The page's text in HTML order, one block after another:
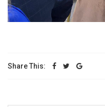
Share This: